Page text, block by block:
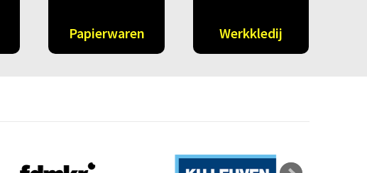
Papierwaren Werkkledij